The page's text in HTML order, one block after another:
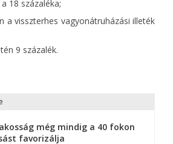
18 százaléka;
a visszterhes vagyonátruházási illeték
9 százalék.
még mindig a 40 fokon
favorizálja